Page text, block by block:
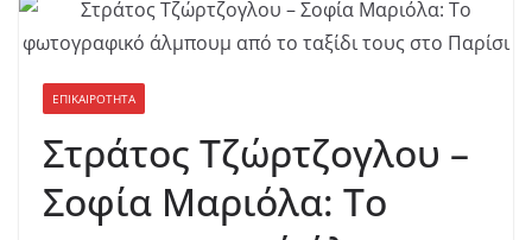
ΕΠΙΚΑΙΡΟΤΗΤΑ
Στράτος Τζώρτζογλου –
Σοφία Μαριόλα: Το